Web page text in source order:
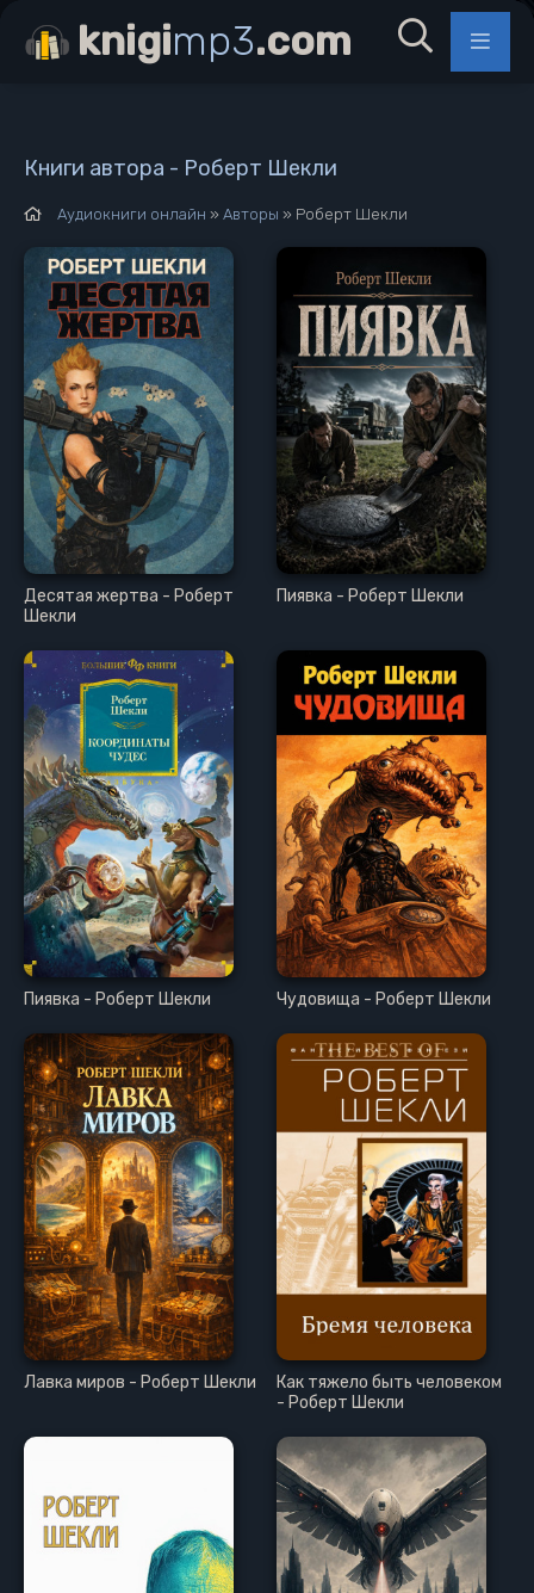
Книги автора - Роберт Шекли
Аудиокниги онлайн » Авторы » Роберт Шекли
Десятая жертва - Роберт
Шекли
Пиявка - Роберт Шекли
Пиявка - Роберт Шекли Чудовища - Роберт Шекли
Лавка миров - Роберт Шекли
Как тяжело быть человеком
- Роберт Шекли
knigimp3.com